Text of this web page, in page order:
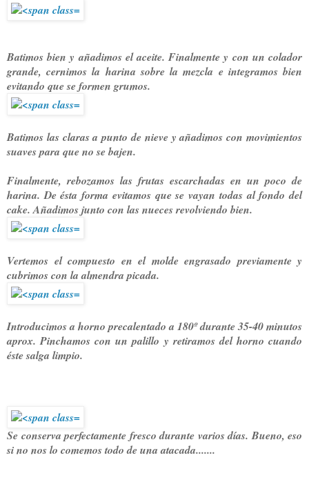
Batimos bien y añadimos el aceite. Finalmente y con un colador
grande, cernimos la harina sobre la mezcla e integramos bien
evitando que se formen grumos.
Batimos las claras a punto de nieve y añadimos con movimientos
suaves para que no se bajen.
Finalmente, rebozamos las frutas escarchadas en un poco de
harina. De ésta forma evitamos que se vayan todas al fondo del
cake. Añadimos junto con las nueces revolviendo bien.
Vertemos el compuesto en el molde engrasado previamente y
cubrimos con la almendra picada.
Introducimos a horno precalentado a 180º durante 35-40 minutos
aprox. Pinchamos con un palillo y retiramos del horno cuando
éste salga limpio.
Se conserva perfectamente fresco durante varios días. Bueno, eso
si no nos lo comemos todo de una atacada.......